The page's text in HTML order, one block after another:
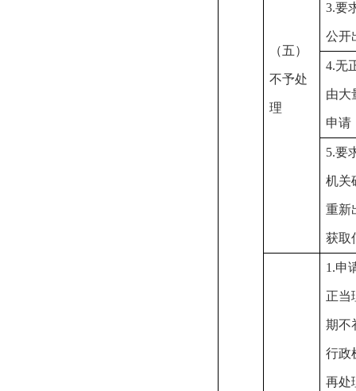
（五）
不予处
理
3.要
公开
4.无
由大
申请
5.要
机关
重新
获取
1.申
正当
期不
行政
再处